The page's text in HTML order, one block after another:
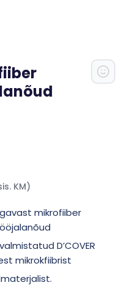
KM)
mikrofiiber
D’COVER
mikrokfiibrist